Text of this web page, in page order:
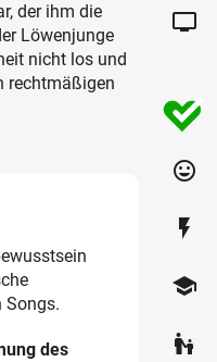
der ihm die
Löwenjunge
nicht los und
rechtmäßigen
Songs.
des
tv
tag_faces
flash_on
school
escalator_warning